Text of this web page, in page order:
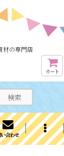
材の専門店
カート
検索
い合わせ